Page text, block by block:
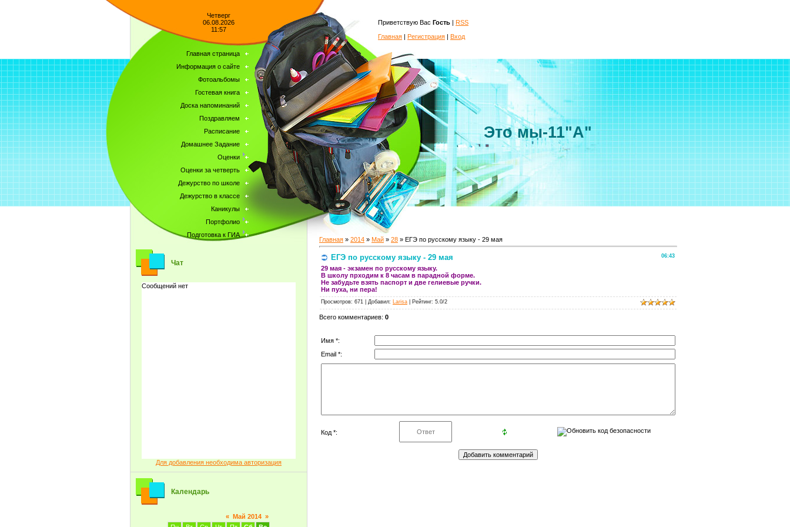
Четверг
06.08.2026
11:57
Главная страница
Информация о сайте
Фотоальбомы
Гостевая книга
Доска напоминаний
Поздравляем
Расписание
Домашнее Задание
Оценки
Оценки за четверть
Дежурство по школе
Дежурство в классе
Каникулы
Портфолио
Подготовка к ГИА
Чат
Для добавления необходима авторизация
Календарь
« Май 2014 »
Приветствую Вас Гость | RSS
Главная | Регистрация | Вход
Это мы-11"А"
Главная » 2014 » Май » 28 » ЕГЭ по русскому языку - 29 мая
06:43
ЕГЭ по русскому языку - 29 мая
29 мая - экзамен по русскому языку.
В школу прходим к 8 часам в парадной форме.
Не забудьте взять паспорт и две гелиевые ручки.
Ни пуха, ни пера!
Просмотров: 671 | Добавил: Larisa Рейтинг: 5.0/2
Всего комментариев: 0
Имя *:
Email *:
Код *: